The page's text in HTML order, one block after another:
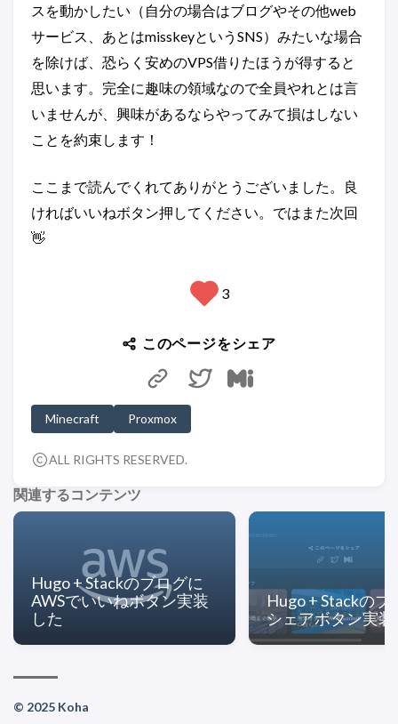
スを動かしたい（自分の場合はブログやその他web
サービス、あとはmisskeyというSNS）みたいな場合
を除けば、恐らく安めのVPS借りたほうが得すると
思います。完全に趣味の領域なので全員やれとは言
いませんが、興味があるならやってみて損はしない
ことを約束します！
ここまで読んでくれてありがとうございました。良
ければいいねボタン押してください。ではまた次回
👋
3
このページをシェア
Minecraft Proxmox
ALL RIGHTS RESERVED.
関連するコンテンツ
Hugo + Stackのブログに
AWSでいいねボタン実装
した
Hugo + Stackのブ
シェアボタン実
© 2025 Koha